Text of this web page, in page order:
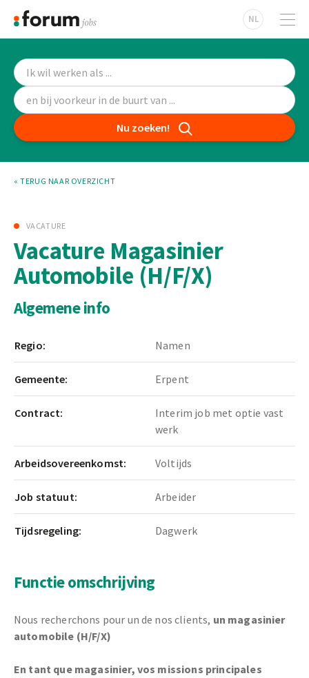
NL
Nu zoeken!
« TERUG NAAR OVERZICHT
VACATURE
Vacature Magasinier
Automobile (H/F/X)
Algemene info
Regio: Namen
Gemeente: Erpent
Contract:
Interim job met optie vast
werk
Arbeidsovereenkomst: Voltijds
Job statuut: Arbeider
Tijdsregeling: Dagwerk
Functie omschrijving
Nous recherchons pour un de nos clients, un magasinier
automobile (H/F/X)
En tant que magasinier, vos missions principales